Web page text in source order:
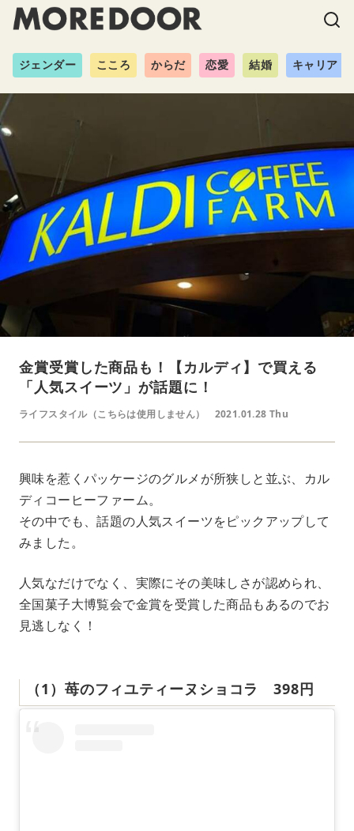
ジェンダー こころ からだ 恋愛 結婚 キャリア
金賞受賞した商品も！【カルディ】で買える
「人気スイーツ」が話題に！
ライフスタイル（こちらは使用しません） 2021.01.28 Thu
興味を惹くパッケージのグルメが所狭しと並ぶ、カル
ディコーヒーファーム。
その中でも、話題の人気スイーツをピックアップして
みました。
人気なだけでなく、実際にその美味しさが認められ、
全国菓子大博覧会で金賞を受賞した商品もあるのでお
見逃しなく！
（1）苺のフィユティーヌショコラ 398円